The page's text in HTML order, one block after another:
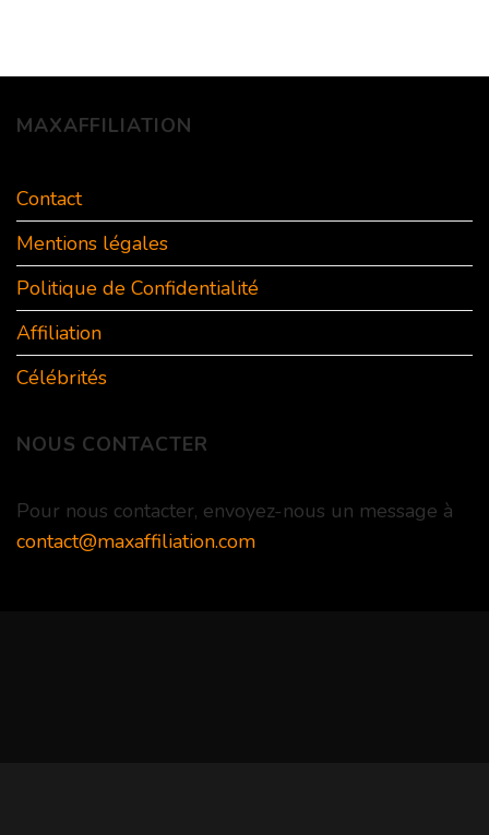
MAXAFFILIATION
Contact
Mentions légales
Politique de Confidentialité
Affiliation
Célébrités
NOUS CONTACTER
Pour nous contacter, envoyez-nous un message à
contact@maxaffiliation.com